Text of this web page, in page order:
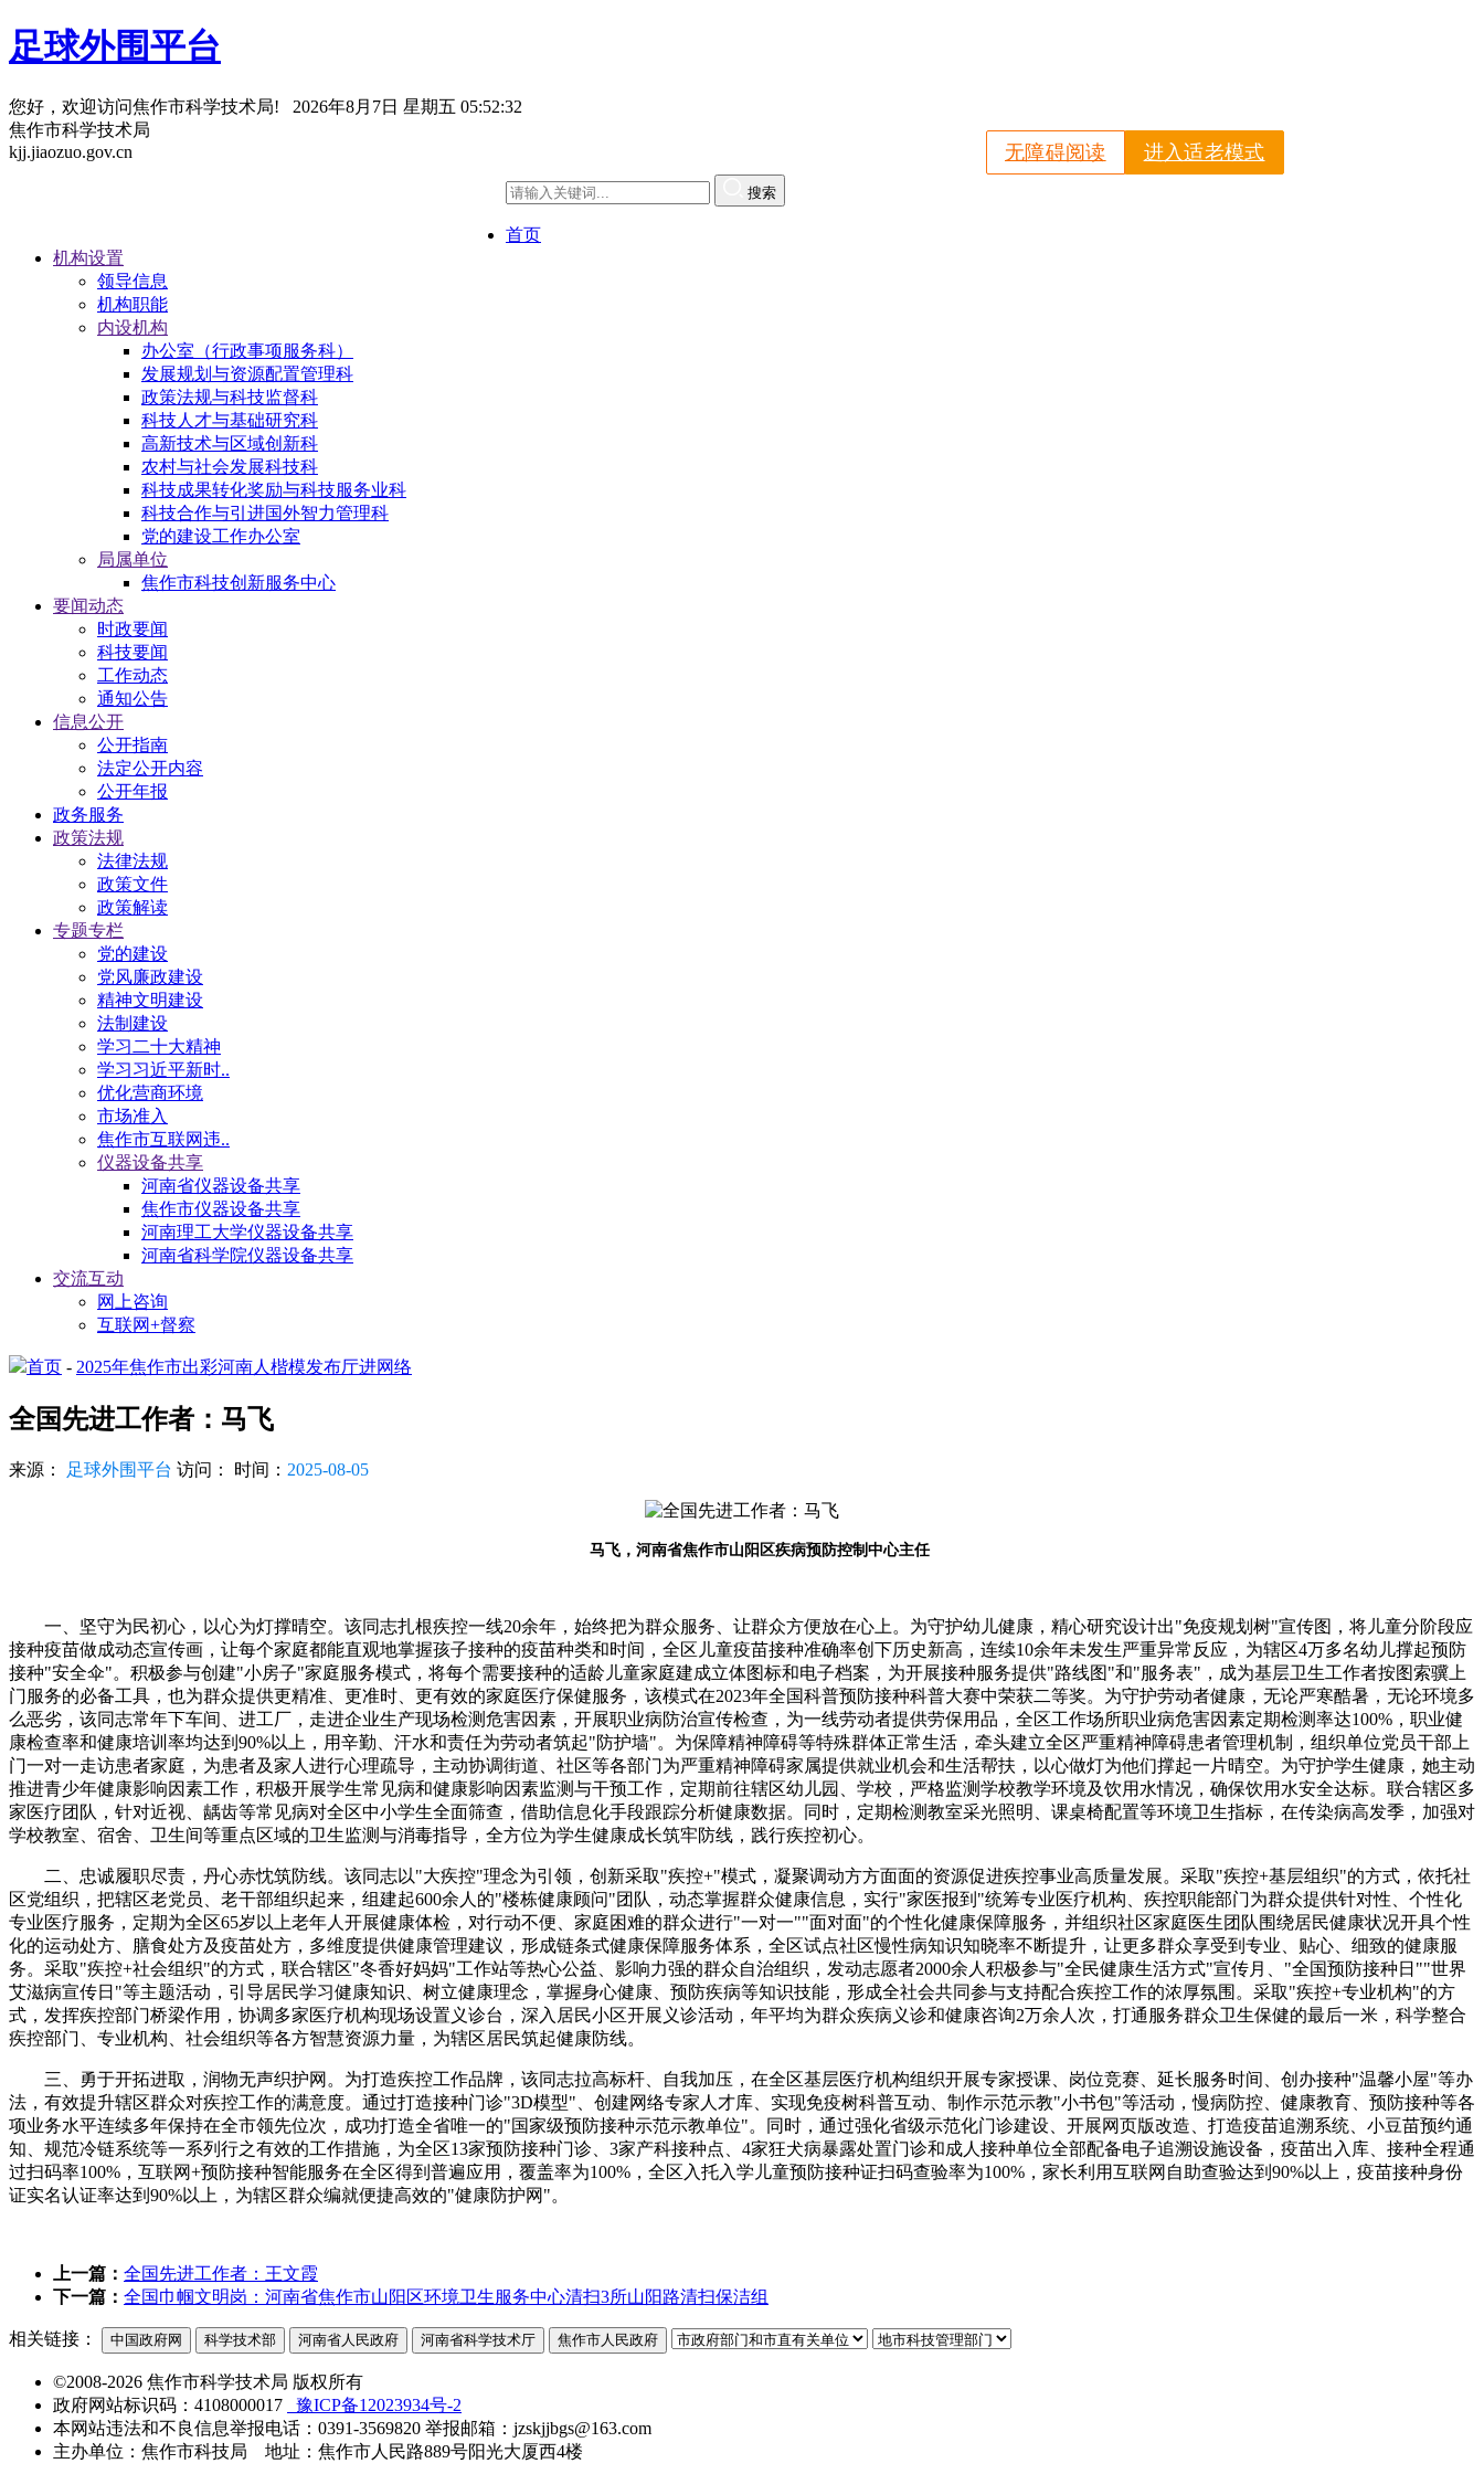
足球外围平台
您好，欢迎访问焦作市科学技术局! 2026年8月7日 星期五 05:52:33
焦作市科学技术局
kjj.jiaozuo.gov.cn
进入适老模式
无障碍阅读
搜索
首页
机构设置
领导信息
机构职能
内设机构
办公室（行政事项服务科）
发展规划与资源配置管理科
政策法规与科技监督科
科技人才与基础研究科
高新技术与区域创新科
农村与社会发展科技科
科技成果转化奖励与科技服务业科
科技合作与引进国外智力管理科
党的建设工作办公室
局属单位
焦作市科技创新服务中心
要闻动态
时政要闻
科技要闻
工作动态
通知公告
信息公开
公开指南
法定公开内容
公开年报
政务服务
政策法规
法律法规
政策文件
政策解读
专题专栏
党的建设
党风廉政建设
精神文明建设
法制建设
学习二十大精神
学习习近平新时..
优化营商环境
市场准入
焦作市互联网违..
仪器设备共享
河南省仪器设备共享
焦作市仪器设备共享
河南理工大学仪器设备共享
河南省科学院仪器设备共享
交流互动
网上咨询
互联网+督察
首页 - 2025年焦作市出彩河南人楷模发布厅进网络
全国先进工作者：马飞
来源： 足球外围平台 访问： 时间： 2025-08-05
马飞，河南省焦作市山阳区疾病预防控制中心主任
一、坚守为民初心，以心为灯撑晴空。该同志扎根疾控一线20余年，始终把为群众服务、让群众方便放在心上。为守护幼儿健康，精心研究设计出"免疫规划树"宣传图，将儿童分阶段应
接种疫苗做成动态宣传画，让每个家庭都能直观地掌握孩子接种的疫苗种类和时间，全区儿童疫苗接种准确率创下历史新高，连续10余年未发生严重异常反应，为辖区4万多名幼儿撑起预防
接种"安全伞"。积极参与创建"小房子"家庭服务模式，将每个需要接种的适龄儿童家庭建成立体图标和电子档案，为开展接种服务提供"路线图"和"服务表"，成为基层卫生工作者按图索骥上
门服务的必备工具，也为群众提供更精准、更准时、更有效的家庭医疗保健服务，该模式在2023年全国科普预防接种科普大赛中荣获二等奖。为守护劳动者健康，无论严寒酷暑，无论环境多
么恶劣，该同志常年下车间、进工厂，走进企业生产现场检测危害因素，开展职业病防治宣传检查，为一线劳动者提供劳保用品，全区工作场所职业病危害因素定期检测率达100%，职业健
康检查率和健康培训率均达到90%以上，用辛勤、汗水和责任为劳动者筑起"防护墙"。为保障精神障碍等特殊群体正常生活，牵头建立全区严重精神障碍患者管理机制，组织单位党员干部上
门一对一走访患者家庭，为患者及家人进行心理疏导，主动协调街道、社区等各部门为严重精神障碍家属提供就业机会和生活帮扶，以心做灯为他们撑起一片晴空。为守护学生健康，她主动
推进青少年健康影响因素工作，积极开展学生常见病和健康影响因素监测与干预工作，定期前往辖区幼儿园、学校，严格监测学校教学环境及饮用水情况，确保饮用水安全达标。联合辖区多
家医疗团队，针对近视、龋齿等常见病对全区中小学生全面筛查，借助信息化手段跟踪分析健康数据。同时，定期检测教室采光照明、课桌椅配置等环境卫生指标，在传染病高发季，加强对
学校教室、宿舍、卫生间等重点区域的卫生监测与消毒指导，全方位为学生健康成长筑牢防线，践行疾控初心。
二、忠诚履职尽责，丹心赤忱筑防线。该同志以"大疾控"理念为引领，创新采取"疾控+"模式，凝聚调动方方面面的资源促进疾控事业高质量发展。采取"疾控+基层组织"的方式，依托社
区党组织，把辖区老党员、老干部组织起来，组建起600余人的"楼栋健康顾问"团队，动态掌握群众健康信息，实行"家医报到"统筹专业医疗机构、疾控职能部门为群众提供针对性、个性化
专业医疗服务，定期为全区65岁以上老年人开展健康体检，对行动不便、家庭困难的群众进行"一对一""面对面"的个性化健康保障服务，并组织社区家庭医生团队围绕居民健康状况开具个性
化的运动处方、膳食处方及疫苗处方，多维度提供健康管理建议，形成链条式健康保障服务体系，全区试点社区慢性病知识知晓率不断提升，让更多群众享受到专业、贴心、细致的健康服
务。采取"疾控+社会组织"的方式，联合辖区"冬香好妈妈"工作站等热心公益、影响力强的群众自治组织，发动志愿者2000余人积极参与"全民健康生活方式"宣传月、"全国预防接种日""世界
艾滋病宣传日"等主题活动，引导居民学习健康知识、树立健康理念，掌握身心健康、预防疾病等知识技能，形成全社会共同参与支持配合疾控工作的浓厚氛围。采取"疾控+专业机构"的方
式，发挥疾控部门桥梁作用，协调多家医疗机构现场设置义诊台，深入居民小区开展义诊活动，年平均为群众疾病义诊和健康咨询2万余人次，打通服务群众卫生保健的最后一米，科学整合
疾控部门、专业机构、社会组织等各方智慧资源力量，为辖区居民筑起健康防线。
三、勇于开拓进取，润物无声织护网。为打造疾控工作品牌，该同志拉高标杆、自我加压，在全区基层医疗机构组织开展专家授课、岗位竞赛、延长服务时间、创办接种"温馨小屋"等办
法，有效提升辖区群众对疾控工作的满意度。通过打造接种门诊"3D模型"、创建网络专家人才库、实现免疫树科普互动、制作示范示教"小书包"等活动，慢病防控、健康教育、预防接种等各
项业务水平连续多年保持在全市领先位次，成功打造全省唯一的"国家级预防接种示范示教单位"。同时，通过强化省级示范化门诊建设、开展网页版改造、打造疫苗追溯系统、小豆苗预约通
知、规范冷链系统等一系列行之有效的工作措施，为全区13家预防接种门诊、3家产科接种点、4家狂犬病暴露处置门诊和成人接种单位全部配备电子追溯设施设备，疫苗出入库、接种全程通
过扫码率100%，互联网+预防接种智能服务在全区得到普遍应用，覆盖率为100%，全区入托入学儿童预防接种证扫码查验率为100%，家长利用互联网自助查验达到90%以上，疫苗接种身份
证实名认证率达到90%以上，为辖区群众编就便捷高效的"健康防护网"。
上一篇： 全国先进工作者：王文霞
下一篇： 全国巾帼文明岗：河南省焦作市山阳区环境卫生服务中心清扫3所山阳路清扫保洁组
相关链接： 中国政府网 科学技术部 河南省人民政府 河南省科学技术厅 焦作市人民政府
©2008-2026 焦作市科学技术局 版权所有
政府网站标识码：4108000017
豫ICP备12023934号-2
本网站违法和不良信息举报电话：0391-3569820 举报邮箱：jzskjjbgs@163.com
主办单位：焦作市科技局 地址：焦作市人民路889号阳光大厦西4楼